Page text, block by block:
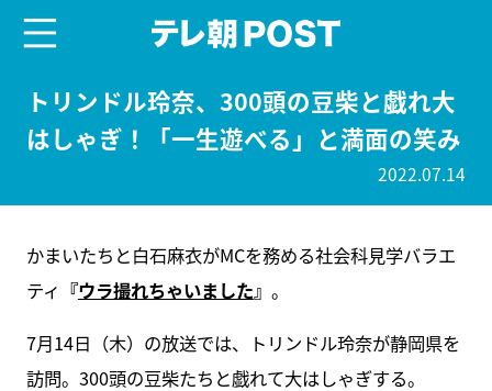
トリンドル玲奈、300頭の豆柴と戯れ大
はしゃぎ！「一生遊べる」と満面の笑み
2022.07.14
かまいたちと白石麻衣がMCを務める社会科見学バラエ
ティ 『ウラ撮れちゃいました』 。
7月14日（木）の放送では、トリンドル玲奈が静岡県を
訪問。300頭の豆柴たちと戯れて大はしゃぎする。